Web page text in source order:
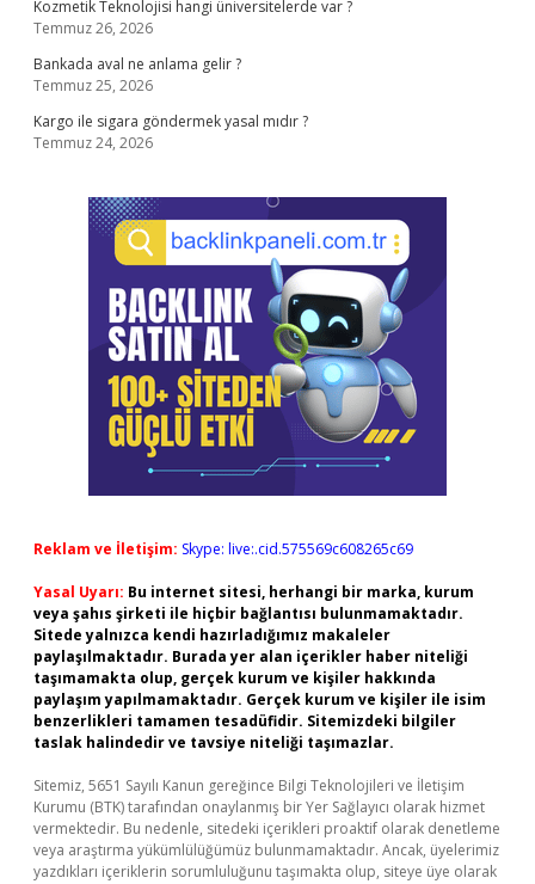
Kozmetik Teknolojisi hangi üniversitelerde var ?
Temmuz 26, 2026
Bankada aval ne anlama gelir ?
Temmuz 25, 2026
Kargo ile sigara göndermek yasal mıdır ?
Temmuz 24, 2026
Reklam ve İletişim: Skype: live:.cid.575569c608265c69
Yasal Uyarı: Bu internet sitesi, herhangi bir marka, kurum
veya şahıs şirketi ile hiçbir bağlantısı bulunmamaktadır.
Sitede yalnızca kendi hazırladığımız makaleler
paylaşılmaktadır. Burada yer alan içerikler haber niteliği
taşımamakta olup, gerçek kurum ve kişiler hakkında
paylaşım yapılmamaktadır. Gerçek kurum ve kişiler ile isim
benzerlikleri tamamen tesadüfidir. Sitemizdeki bilgiler
taslak halindedir ve tavsiye niteliği taşımazlar.
Sitemiz, 5651 Sayılı Kanun gereğince Bilgi Teknolojileri ve İletişim
Kurumu (BTK) tarafından onaylanmış bir Yer Sağlayıcı olarak hizmet
vermektedir. Bu nedenle, sitedeki içerikleri proaktif olarak denetleme
veya araştırma yükümlülüğümüz bulunmamaktadır. Ancak, üyelerimiz
yazdıkları içeriklerin sorumluluğunu taşımakta olup, siteye üye olarak